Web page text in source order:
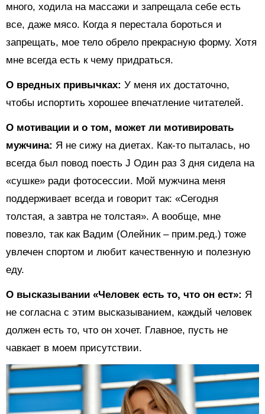
много, ходила на массажи и запрещала себе есть
все, даже мясо. Когда я перестала бороться и
запрещать, мое тело обрело прекрасную форму. Хотя
мне всегда есть к чему придраться.
О вредных привычках: У меня их достаточно,
чтобы испортить хорошее впечатление читателей.
О мотивации и о том, может ли мотивировать
мужчина: Я не сижу на диетах. Как-то пыталась, но
всегда был повод поесть J Один раз 3 дня сидела на
«сушке» ради фотосессии. Мой мужчина меня
поддерживает всегда и говорит так: «Сегодня
толстая, а завтра не толстая». А вообще, мне
повезло, так как Вадим (Олейник – прим.ред.) тоже
увлечен спортом и любит качественную и полезную
еду.
О высказывании «Человек есть то, что он ест»: Я
не согласна с этим высказыванием, каждый человек
должен есть то, что он хочет. Главное, пусть не
чавкает в моем присутствии.